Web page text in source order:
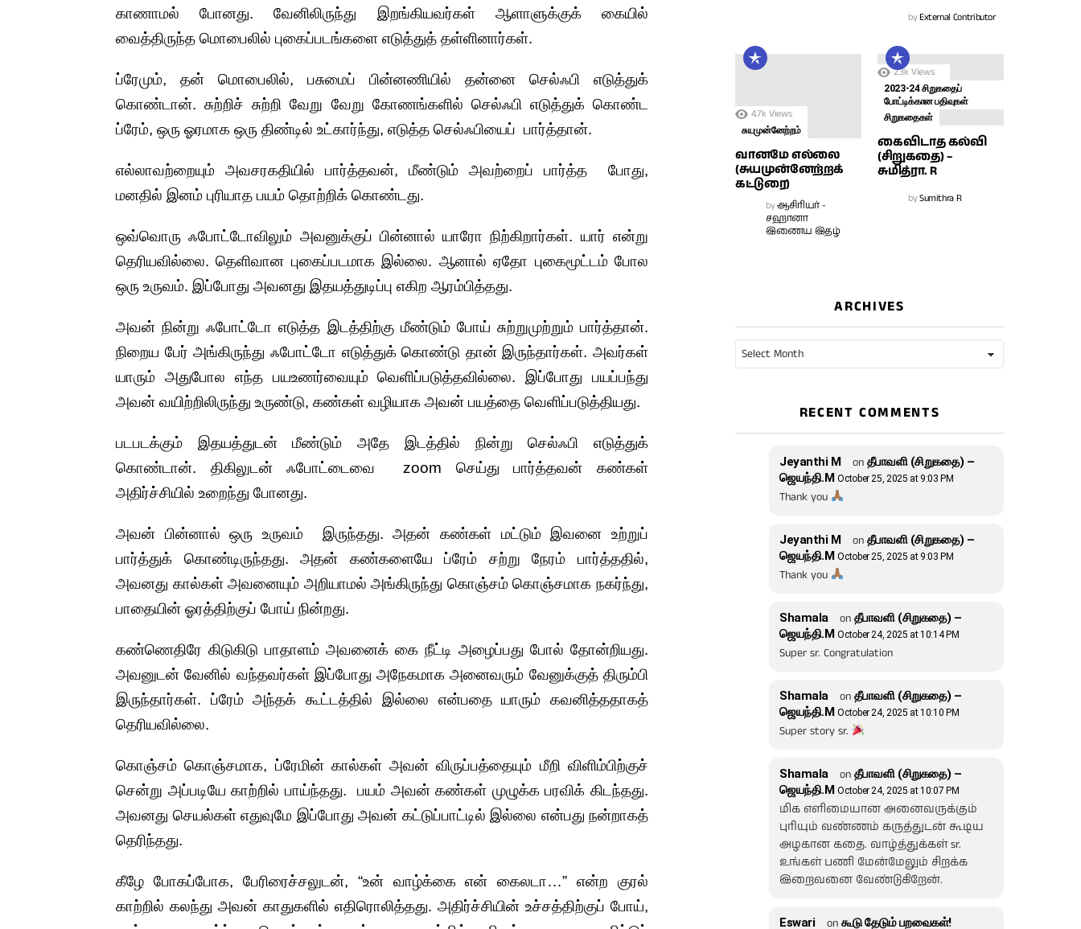
காணாமல் போனது. வேனிலிருந்து இறங்கியவர்கள் ஆளாளுக்குக் கையில்
வைத்திருந்த மொபைலில் புகைப்படங்களை எடுத்துத் தள்ளினார்கள்.
ப்ரேமும், தன் மொபைலில், பசுமைப் பின்னணியில் தன்னை செல்ஃபி எடுத்துக்
கொண்டான். சுற்றிச் சுற்றி வேறு வேறு கோணங்களில் செல்ஃபி எடுத்துக் கொண்ட
ப்ரேம், ஒரு ஓரமாக ஒரு திண்டில் உட்கார்ந்து, எடுத்த செல்ஃபியைப் பார்த்தான்.
எல்லாவற்றையும் அவசரகதியில் பார்த்தவன், மீண்டும் அவற்றைப் பார்த்த போது,
மனதில் இனம் புரியாத பயம் தொற்றிக் கொண்டது.
ஒவ்வொரு ஃபோட்டோவிலும் அவனுக்குப் பின்னால் யாரோ நிற்கிறார்கள். யார் என்று
தெரியவில்லை. தெளிவான புகைப்படமாக இல்லை. ஆனால் ஏதோ புகைமூட்டம் போல
ஒரு உருவம். இப்போது அவனது இதயத்துடிப்பு எகிற ஆரம்பித்தது.
அவன் நின்று ஃபோட்டோ எடுத்த இடத்திற்கு மீண்டும் போய் சுற்றுமுற்றும் பார்த்தான்.
நிறைய பேர் அங்கிருந்து ஃபோட்டோ எடுத்துக் கொண்டு தான் இருந்தார்கள். அவர்கள்
யாரும் அதுபோல எந்த பயஉணர்வையும் வெளிப்படுத்தவில்லை. இப்போது பயப்பந்து
அவன் வயிற்றிலிருந்து உருண்டு, கண்கள் வழியாக அவன் பயத்தை வெளிப்படுத்தியது.
படபடக்கும் இதயத்துடன் மீண்டும் அதே இடத்தில் நின்று செல்ஃபி எடுத்துக்
கொண்டான். திகிலுடன் ஃபோட்டைவை zoom செய்து பார்த்தவன் கண்கள்
அதிர்ச்சியில் உறைந்து போனது.
அவன் பின்னால் ஒரு உருவம் இருந்தது. அதன் கண்கள் மட்டும் இவனை உற்றுப்
பார்த்துக் கொண்டிருந்தது. அதன் கண்களையே ப்ரேம் சற்று நேரம் பார்த்ததில்,
அவனது கால்கள் அவனையும் அறியாமல் அங்கிருந்து கொஞ்சம் கொஞ்சமாக நகர்ந்து,
பாதையின் ஓரத்திற்குப் போய் நின்றது.
கண்ணெதிரே கிடுகிடு பாதாளம் அவனைக் கை நீட்டி அழைப்பது போல் தோன்றியது.
அவனுடன் வேனில் வந்தவர்கள் இப்போது அநேகமாக அனைவரும் வேனுக்குத் திரும்பி
இருந்தார்கள். ப்ரேம் அந்தக் கூட்டத்தில் இல்லை என்பதை யாரும் கவனித்ததாகத்
தெரியவில்லை.
கொஞ்சம் கொஞ்சமாக, ப்ரேமின் கால்கள் அவன் விருப்பத்தையும் மீறி விளிம்பிற்குச்
சென்று அப்படியே காற்றில் பாய்ந்தது. பயம் அவன் கண்கள் முழுக்க பரவிக் கிடந்தது.
அவனது செயல்கள் எதுவுமே இப்போது அவன் கட்டுப்பாட்டில் இல்லை என்பது நன்றாகத்
தெரிந்தது.
கீழே போகப்போக, பேரிரைச்சலுடன், “உன் வாழ்க்கை என் கைலடா…” என்ற குரல்
காற்றில் கலந்து அவன் காதுகளில் எதிரொலித்தது. அதிர்ச்சியின் உச்சத்திற்குப் போய்,
byExternal Contributor
4.7k Views
சுயமுன்னேற்றம்
வானமே எல்லை
(சுயமுன்னேற்றக்
கட்டுரை)
byஆசிரியர் -
சஹானா
இணைய இதழ்
2.3k Views
2023-24 சிறுகதைப்
போட்டிக்கான பதிவுகள்
சிறுகதைகள்
கைவிடாத கல்வி
(சிறுகதை) –
சுமித்ரா. R
bySumithra R
ARCHIVES
RECENT COMMENTS
Jeyanthi M on தீபாவளி (சிறுகதை) –
ஜெயந்தி.M October 25, 2025 at 9:03 PM
Thank you
Jeyanthi M on தீபாவளி (சிறுகதை) –
ஜெயந்தி.M October 25, 2025 at 9:03 PM
Thank you
Shamala onதீபாவளி (சிறுகதை) –
ஜெயந்தி.M October 24, 2025 at 10:14 PM
Super sr. Congratulation
Shamala onதீபாவளி (சிறுகதை) –
ஜெயந்தி.M October 24, 2025 at 10:10 PM
Super story sr.
Shamala onதீபாவளி (சிறுகதை) –
ஜெயந்தி.M October 24, 2025 at 10:07 PM
மிக எளிமையான அனைவருக்கும்
புரியும் வண்ணம் கருத்துடன் கூடிய
அழகான கதை. வாழ்த்துக்கள் sr.
உங்கள் பணி மேன்மேலும் சிறக்க
இறைவனை வேண்டுகிறேன்.
Eswari on கூடு தேடும் பறவைகள்!